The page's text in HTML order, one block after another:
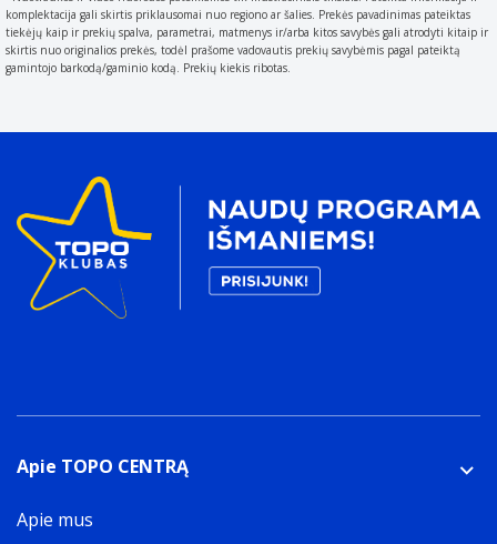
Pridedamas dangtelis
The product includes a lid
Galima naudoti orkaitėje
Savybės
Temperatūra (maks)
250 °C
Pakuotės turinys
Pridedami dubenys
Dubuo salotoms
Kiekis pakuotėje
komplektacija gali skirtis priklausomai nuo regiono ar šalies. Prekės pavadinimas pateiktas
tiekėjų kaip ir prekių spalva, parametrai, matmenys ir/arba kitos savybės gali atrodyti kitaip ir
skirtis nuo originalios prekės, todėl prašome vadovautis prekių savybėmis pagal pateiktą
gamintojo barkodą/gaminio kodą. Prekių kiekis ribotas.
Apie TOPO CENTRĄ
Apie mus